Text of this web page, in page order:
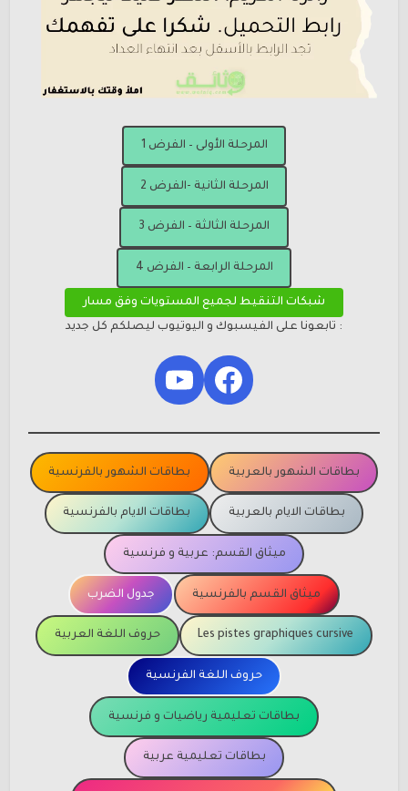
المرحلة الأولى – الفرض 1
المرحلة الثانية -الفرض 2
المرحلة الثالثة – الفرض 3
المرحلة الرابعة – الفرض 4
شبكات التنقيط لجميع المستويات وفق مسار
: تابعونا على الفيسبوك و اليوتيوب ليصلكم كل جديد
Facebook
YouTube
بطاقات الشهور بالعربية بطاقات الشهور بالفرنسية
بطاقات الايام بالعربية بطاقات الايام بالفرنسية
ميثاق القسم: عربية و فرنسية
ميثاق القسم بالفرنسية جدول الضرب
Les pistes graphiques cursive حروف اللغة العربية
حروف اللغة الفرنسية
بطاقات تعليمية رياضيات و فرنسية
بطاقات تعليمية عربية